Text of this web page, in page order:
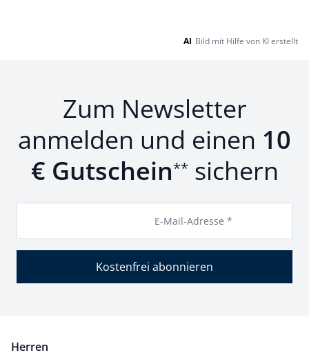
AI Bild mit Hilfe von KI erstellt
Zum Newsletter
anmelden und einen 10
€ Gutschein** sichern
E-Mail-Adresse *
Kostenfrei abonnieren
Herren